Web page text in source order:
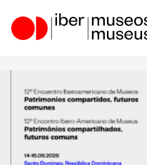
Nuestro papel
Nuestra